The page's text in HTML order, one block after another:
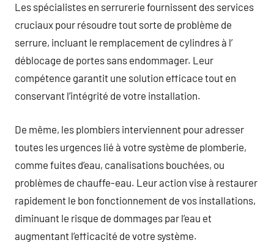
Les spécialistes en serrurerie fournissent des services
cruciaux pour résoudre tout sorte de problème de
serrure, incluant le remplacement de cylindres à l’
déblocage de portes sans endommager. Leur
compétence garantit une solution efficace tout en
conservant l’intégrité de votre installation.
De même, les plombiers interviennent pour adresser
toutes les urgences lié à votre système de plomberie,
comme fuites d’eau, canalisations bouchées, ou
problèmes de chauffe-eau. Leur action vise à restaurer
rapidement le bon fonctionnement de vos installations,
diminuant le risque de dommages par l’eau et
augmentant l’efficacité de votre système.